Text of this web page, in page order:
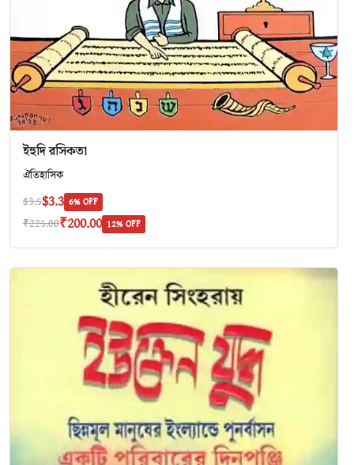
ইহুদি রসিকতা
ঐতিহাসিক
$3.5$3.3 6% OFF
₹225.00₹200.00 12% OFF